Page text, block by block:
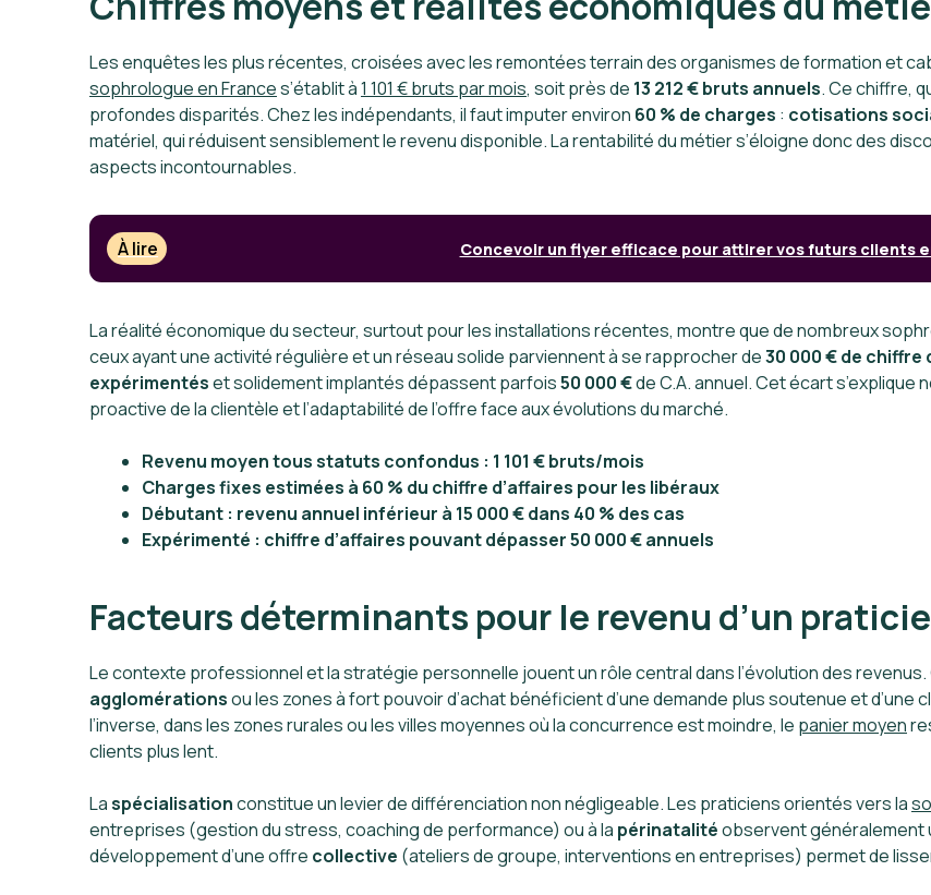
Les enquêtes les plus récentes, croisées avec les remontées terrain des organismes de formation et
sophrologue en Frances’établit à1 101 € bruts par mois, soit près de 13 212 € bruts annuels. Ce chiffre,
profondes disparités. Chez les indépendants, il faut imputer environ 60 % de charges : cotisations
matériel, qui réduisent sensiblement le revenu disponible. La rentabilité du métier s’éloigne donc des
aspects incontournables.
À lire Concevoir un flyer efficace pour attirer vos futurs clients
La réalité économique du secteur, surtout pour les installations récentes, montre que de nombreux
ceux ayant une activité régulière et un réseau solide parviennent à se rapprocher de30 000 € de chiffre
expérimentéset solidement implantés dépassent parfois50 000 €de C.A. annuel. Cet écart
proactive de la clientèle et l’adaptabilité de l’offre face aux évolutions du marché.
Revenu moyen tous statuts confondus : 1 101 € bruts/mois
Charges fixes estimées à 60 % du chiffre d’affaires pour les libéraux
Débutant : revenu annuel inférieur à 15 000 € dans 40 % des cas
Expérimenté : chiffre d’affaires pouvant dépasser 50 000 € annuels
Facteurs déterminants pour le revenu d’un
Le contexte professionnel et la stratégie personnelle jouent un rôle central dans l’évolution des
agglomérationsou les zones à fort pouvoir d’achat bénéficient d’une demande plus soutenue et
l’inverse, dans les zones rurales ou les villes moyennes où la concurrence est moindre, le panier moyen
clients plus lent.
Laspécialisationconstitue un levier de différenciation non négligeable. Les praticiens orientés vers la
entreprises (gestion du stress, coaching de performance) ou à la périnatalitéobservent généralement
développement d’une offre collective (ateliers de groupe, interventions en entreprises) permet de